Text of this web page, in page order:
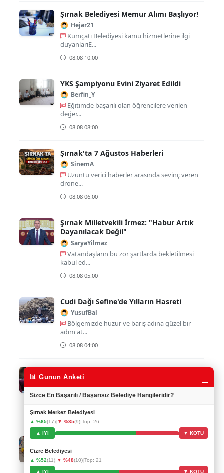
Şırnak Belediyesi Memur Alımı Başlıyor!
Hejar21
Kumçatı Belediyesi kamu hizmetlerine ilgi
duyanlarıE...
08.08 10:00
YKS Şampiyonu Evini Ziyaret Edildi
Berfin_Y
Eğitimde başarılı olan öğrencilere verilen
değer...
08.08 08:00
Şırnak'ta 7 Ağustos Haberleri
SinemA
Üzüntü verici haberler arasında sevinç veren
drone...
08.08 06:00
Şırnak Milletvekili İrmez: "Habur Artık
Dayanılacak Değil"
SaryaYilmaz
Vatandaşların bu zor şartlarda bekletilmesi
kabul ed...
08.08 05:00
Cudi Dağı Sefine'de Yılların Hasreti
YusufBal
Bölgemizde huzur ve barış adına güzel bir
adım at...
08.08 04:00
Berfin_Y
Sosyal medya kullanımlarına çok dikkat etmek
gerekiy...
08.08 02:00
Hejar21
Cizre halkı için güzel bir gelişme, hastane
yenilen...
📊 Gunun Anketi
Sizce En Başarılı / Başarısız Belediye Hangileridir?
Şırnak Merkez Belediyesi
▲ %65(17)| ▼ %35(9)|Top: 26
▲ IYI ▼ KOTU
Cizre Belediyesi
▲ %52(11)| ▼ %48(10)|Top: 21
▲ IYI ▼ KOTU